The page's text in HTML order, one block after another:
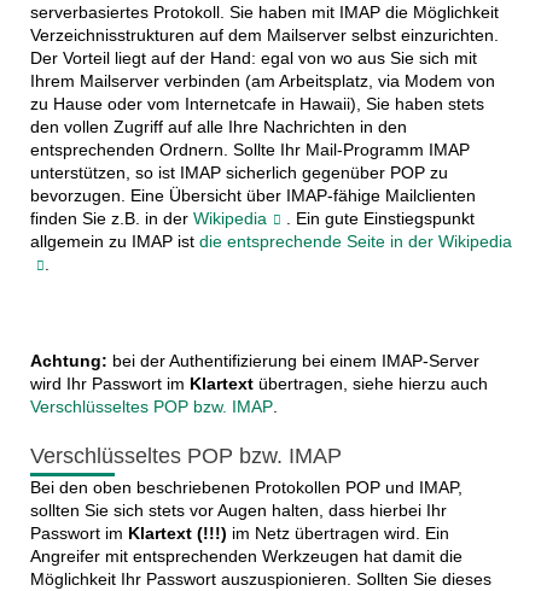
serverbasiertes Protokoll. Sie haben mit IMAP die Möglichkeit
Verzeichnisstrukturen auf dem Mailserver selbst einzurichten.
Der Vorteil liegt auf der Hand: egal von wo aus Sie sich mit
Ihrem Mailserver verbinden (am Arbeitsplatz, via Modem von
zu Hause oder vom Internetcafe in Hawaii), Sie haben stets
den vollen Zugriff auf alle Ihre Nachrichten in den
entsprechenden Ordnern. Sollte Ihr Mail-Programm IMAP
unterstützen, so ist IMAP sicherlich gegenüber POP zu
bevorzugen. Eine Übersicht über IMAP-fähige Mailclienten
finden Sie z.B. in der Wikipedia
. Ein gute Einstiegspunkt
allgemein zu IMAP ist die entsprechende Seite in der Wikipedia
Achtung: bei der Authentifizierung bei einem IMAP-Server
wird Ihr Passwort im Klartextübertragen, siehe hierzu auch
Verschlüsseltes POP bzw. IMAP.
Verschlüsseltes POP bzw. IMAP
Bei den oben beschriebenen Protokollen POP und IMAP,
sollten Sie sich stets vor Augen halten, dass hierbei Ihr
Passwort im Klartext (!!!) im Netz übertragen wird. Ein
Angreifer mit entsprechenden Werkzeugen hat damit die
Möglichkeit Ihr Passwort auszuspionieren. Sollten Sie dieses